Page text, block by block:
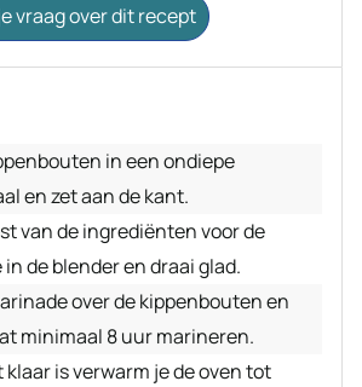
vraag over dit recept
in een ondiepe
en zet aan de kant.
van de ingrediënten voor de
de blender en draai glad.
over de kippenbouten en
minimaal 8 uur marineren.
klaar is verwarm je de oven tot